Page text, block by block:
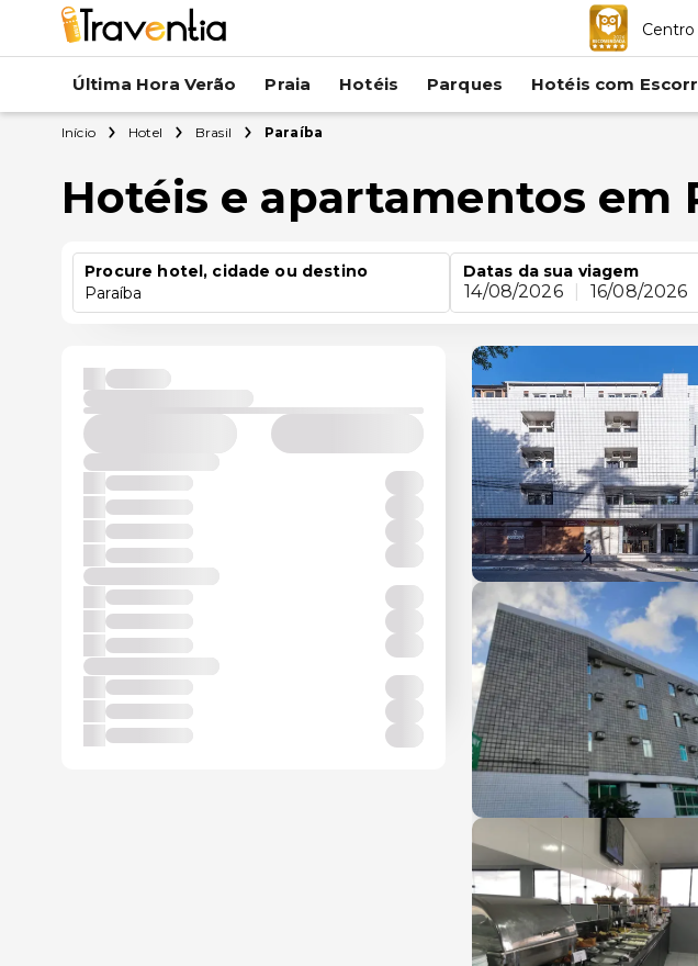
Última Hora Verão Praia Hotéis Parques Hotéis com
Início Hotel Brasil Paraíba
Hotéis e apartamentos em
Procure hotel, cidade ou destino
Paraíba
Datas da sua viagem
14/08/2026 16/08/2026